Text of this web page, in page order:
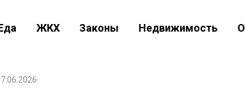
ЖКХ Законы Недвижимость